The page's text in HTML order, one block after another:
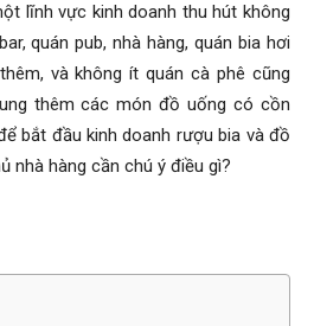
lĩnh vực kinh doanh thu hút không
quán pub, nhà hàng, quán bia hơi
và không ít quán cà phê cũng
thêm các món đồ uống có cồn
bắt đầu kinh doanh rượu bia và đồ
nhà hàng cần chú ý điều gì?